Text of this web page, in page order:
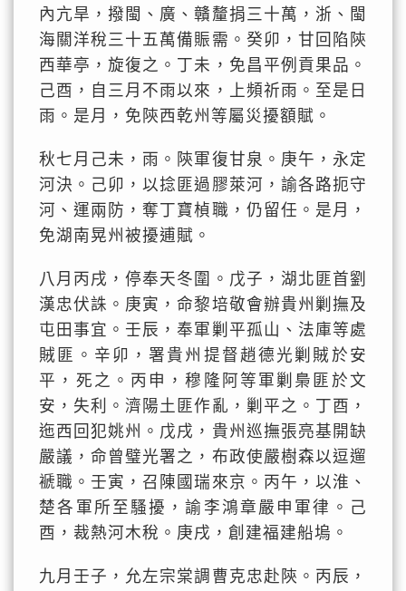
內亢旱，撥閩、廣、贛釐捐三十萬，浙、閩
海關洋稅三十五萬備賑需。癸卯，甘回陷陝
西華亭，旋復之。丁未，免昌平例貢果品。
己酉，自三月不雨以來，上頻祈雨。至是日
雨。是月，免陝西乾州等屬災擾額賦。
秋七月己未，雨。陝軍復甘泉。庚午，永定
河決。己卯，以捻匪過膠萊河，諭各路扼守
河、運兩防，奪丁寶楨職，仍留任。是月，
免湖南晃州被擾逋賦。
八月丙戌，停奉天冬圍。戊子，湖北匪首劉
漢忠伏誅。庚寅，命黎培敬會辦貴州剿撫及
屯田事宜。壬辰，奉軍剿平孤山、法庫等處
賊匪。辛卯，署貴州提督趙德光剿賊於安
平，死之。丙申，穆隆阿等軍剿梟匪於文
安，失利。濟陽土匪作亂，剿平之。丁酉，
迤西回犯姚州。戊戌，貴州巡撫張亮基開缺
嚴議，命曾璧光署之，布政使嚴樹森以逗遛
褫職。壬寅，召陳國瑞來京。丙午，以淮、
楚各軍所至騷擾，諭李鴻章嚴申軍律。己
酉，裁熱河木稅。庚戌，創建福建船塢。
九月壬子，允左宗棠調曹克忠赴陝。丙辰，